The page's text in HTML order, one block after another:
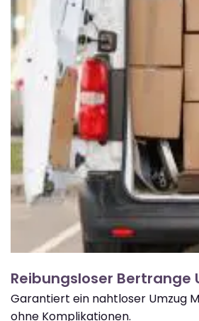
Reibungsloser Bertrange
Garantiert ein nahtloser Umzug
ohne Komplikationen.